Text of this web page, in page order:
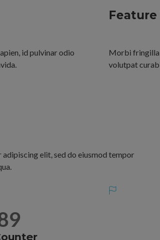
id pulvinar odio
Feature
Morbi fringilla
volutpat
elit, sed do eiusmod tempor